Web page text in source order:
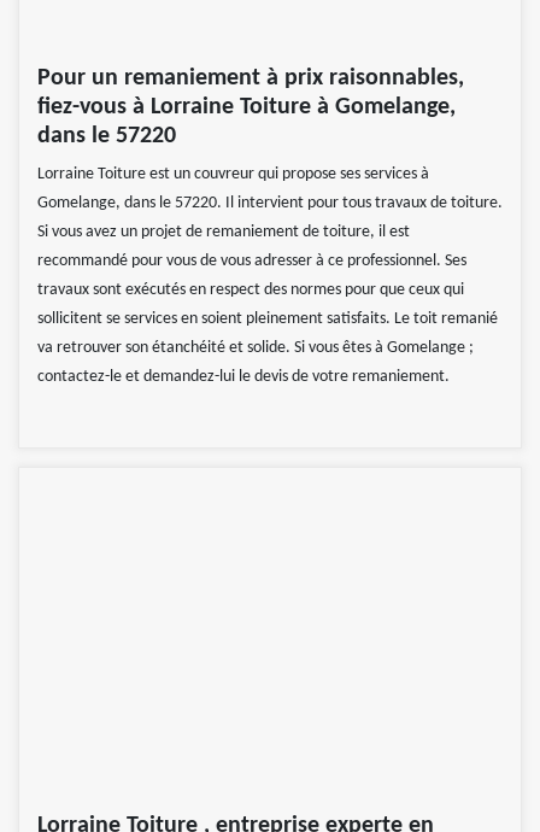
Pour un remaniement à prix raisonnables,
fiez-vous à Lorraine Toiture à Gomelange,
dans le 57220
Lorraine Toiture est un couvreur qui propose ses services à
Gomelange, dans le 57220. Il intervient pour tous travaux de toiture.
Si vous avez un projet de remaniement de toiture, il est
recommandé pour vous de vous adresser à ce professionnel. Ses
travaux sont exécutés en respect des normes pour que ceux qui
sollicitent se services en soient pleinement satisfaits. Le toit remanié
va retrouver son étanchéité et solide. Si vous êtes à Gomelange ;
contactez-le et demandez-lui le devis de votre remaniement.
Lorraine Toiture , entreprise experte en